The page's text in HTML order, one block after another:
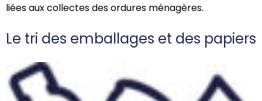
liées aux collectes des ordures ménagères.
Le tri des emballages et des papiers